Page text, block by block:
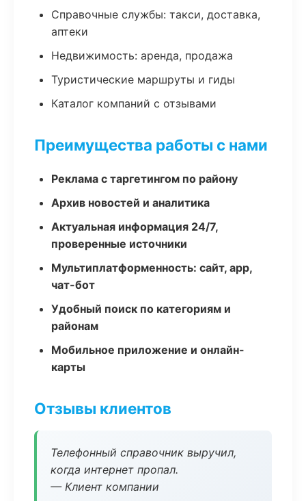
Справочные службы: такси, доставка,
аптеки
Недвижимость: аренда, продажа
Туристические маршруты и гиды
Каталог компаний с отзывами
Преимущества работы с нами
Реклама с таргетингом по району
Архив новостей и аналитика
Актуальная информация 24/7,
проверенные источники
Мультиплатформенность: сайт, app,
чат-бот
Удобный поиск по категориям и
районам
Мобильное приложение и онлайн-
карты
Отзывы клиентов
Телефонный справочник выручил,
когда интернет пропал.
— Клиент компании